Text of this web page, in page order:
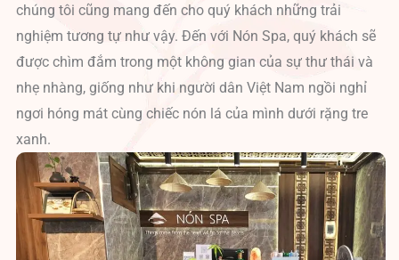
chúng tôi cũng mang đến cho quý khách những trải
nghiệm tương tự như vậy. Đến với Nón Spa, quý khách sẽ
được chìm đắm trong một không gian của sự thư thái và
nhẹ nhàng, giống như khi người dân Việt Nam ngồi nghỉ
ngơi hóng mát cùng chiếc nón lá của mình dưới rặng tre
xanh.